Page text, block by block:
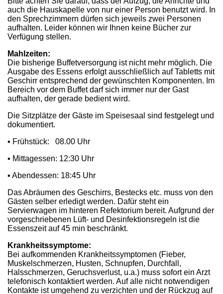
auch die Hauskapelle von nur einer Person benutzt wird. In
den Sprechzimmern dürfen sich jeweils zwei Personen
aufhalten. Leider können wir Ihnen keine Bücher zur
Verfügung stellen.
Mahlzeiten:
Die bisherige Buffetversorgung ist nicht mehr möglich. Die
Ausgabe des Essens erfolgt ausschließlich auf Tabletts mit
Geschirr entsprechend der gewünschten Komponenten. Im
Bereich vor dem Buffet darf sich immer nur der Gast
aufhalten, der gerade bedient wird.
Die Sitzplätze der Gäste im Speisesaal sind festgelegt und
dokumentiert.
▪ Frühstück: 08.00 Uhr
▪ Mittagessen: 12:30 Uhr
▪ Abendessen: 18:45 Uhr
Das Abräumen des Geschirrs, Bestecks etc. muss von den
Gästen selber erledigt werden. Dafür steht ein
Servierwagen im hinteren Refektorium bereit. Aufgrund der
vorgeschriebenen Lüft- und Desinfektionsregeln ist die
Essenszeit auf 45 min beschränkt.
Krankheitssymptome:
Bei aufkommenden Krankheitssymptomen (Fieber,
Muskelschmerzen, Husten, Schnupfen, Durchfall,
Halsschmerzen, Geruchsverlust, u.a.) muss sofort ein Arzt
telefonisch kontaktiert werden. Auf alle nicht notwendigen
Kontakte ist umgehend zu verzichten und der Rückzug auf